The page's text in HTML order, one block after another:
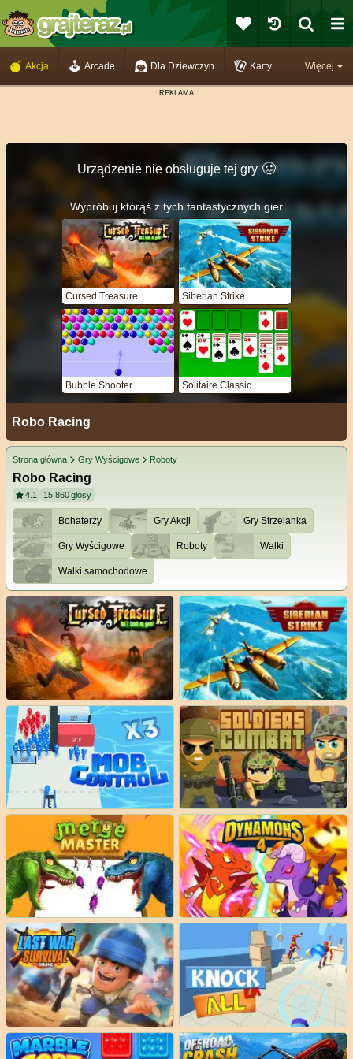
Więcej
Akcja Arcade Dla Dziewczyn Karty
Urządzenie nie obsługuje tej gry 🥴️
Wypróbuj którąś z tych fantastycznych gier
Cursed Treasure Siberian Strike
Bubble Shooter Solitaire Classic
Robo Racing
Strona główna Gry Wyścigowe Roboty
Robo Racing
4.1 15.860głosy
Bohaterzy Gry Akcji Gry Strzelanka
Gry Wyścigowe Roboty Walki
Walki samochodowe